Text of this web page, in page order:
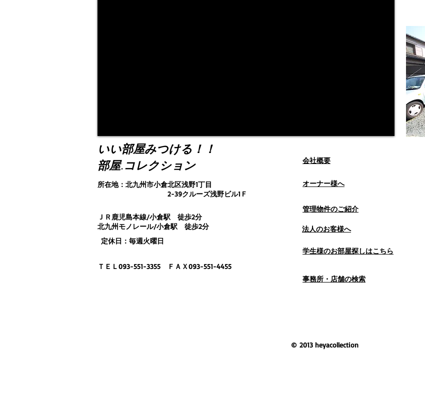
いい部屋みつける！！
部屋.コレクション
所在地：北九州市小倉北区浅野1丁目
2-39クルーズ浅野ビル1Ｆ
ＪＲ鹿児島本線/小倉駅 徒歩2分
北九州モノレール/小倉駅 徒歩2分
定休日：毎週火曜日
ＴＥＬ093-551-3355 ＦＡＸ093-551-4455
会社概要
オーナー様へ
管理物件のご紹介
法人のお客様へ
学生様のお部屋探しはこちら
事務所・店舗の検索
© 2013 heyacollection